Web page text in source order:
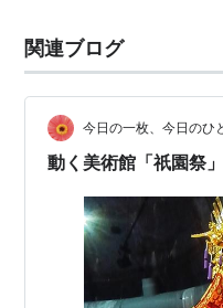
関連ブログ
今日の一枚、今日のひ
動く美術館「祇園祭